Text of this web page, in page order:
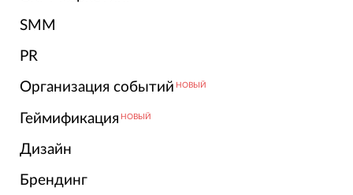
SMM
PR
Организация событий НОВЫЙ
Геймификация НОВЫЙ
Дизайн
Брендинг